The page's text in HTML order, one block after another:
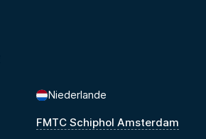
Niederlande
FMTC Schiphol Amsterdam